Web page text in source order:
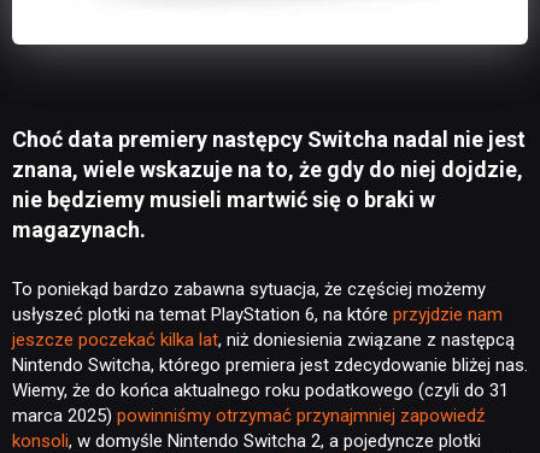
Choć data premiery następcy Switcha nadal nie jest
znana, wiele wskazuje na to, że gdy do niej dojdzie,
nie będziemy musieli martwić się o braki w
magazynach.
To poniekąd bardzo zabawna sytuacja, że częściej możemy
usłyszeć plotki na temat PlayStation 6, na które przyjdzie nam
jeszcze poczekać kilka lat, niż doniesienia związane z następcą
Nintendo Switcha, którego premiera jest zdecydowanie bliżej nas.
Wiemy, że do końca aktualnego roku podatkowego (czyli do 31
marca 2025) powinniśmy otrzymać przynajmniej zapowiedź
konsoli, w domyśle Nintendo Switcha 2, a pojedyncze plotki